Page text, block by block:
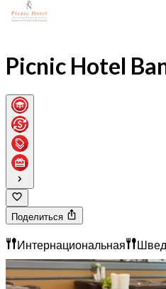
Picnic Hotel
Поделиться
Интернациональная